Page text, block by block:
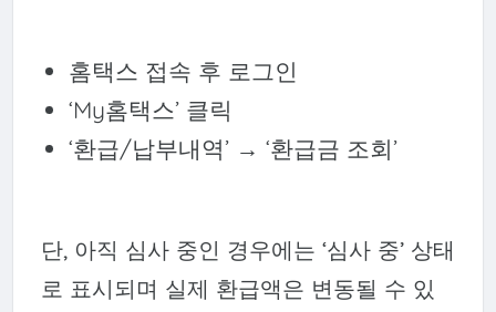
홈택스 접속 후 로그인
‘My홈택스’ 클릭
‘환급/납부내역’ → ‘환급금 조회’
단, 아직 심사 중인 경우에는 ‘심사 중’ 상태
로 표시되며 실제 환급액은 변동될 수 있